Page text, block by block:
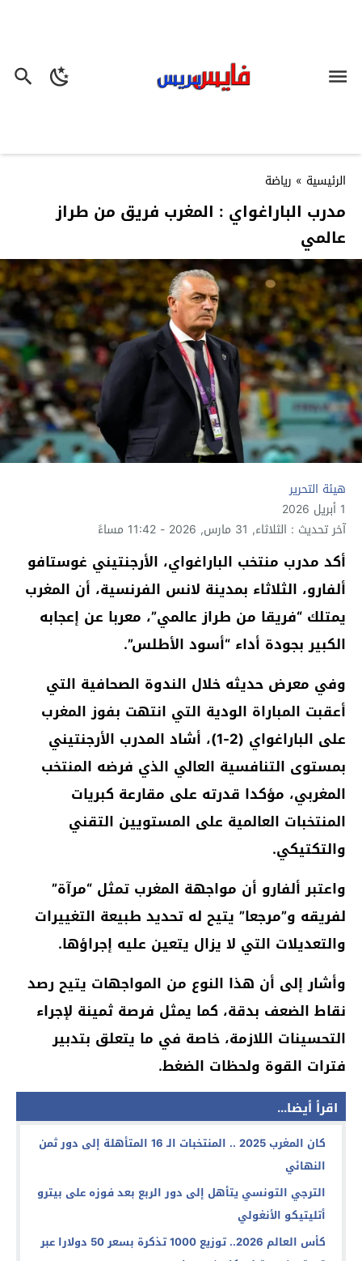
الرئيسية » رياضة
مدرب الباراغواي : المغرب فريق من طراز
عالمي
هيئة التحرير
1 أبريل 2026
آخر تحديث : الثلاثاء, 31 مارس, 2026 - 11:42 مساءً
أكد مدرب منتخب الباراغواي، الأرجنتيني غوستافو
ألفارو، الثلاثاء بمدينة لانس الفرنسية، أن المغرب
يمتلك “فريقا من طراز عالمي”، معربا عن إعجابه
الكبير بجودة أداء “أسود الأطلس”.
وفي معرض حديثه خلال الندوة الصحافية التي
أعقبت المباراة الودية التي انتهت بفوز المغرب
على الباراغواي (2-1)، أشاد المدرب الأرجنتيني
بمستوى التنافسية العالي الذي فرضه المنتخب
المغربي، مؤكدا قدرته على مقارعة كبريات
المنتخبات العالمية على المستويين التقني
والتكتيكي.
واعتبر ألفارو أن مواجهة المغرب تمثل “مرآة”
لفريقه و”مرجعا” يتيح له تحديد طبيعة التغييرات
والتعديلات التي لا يزال يتعين عليه إجراؤها.
وأشار إلى أن هذا النوع من المواجهات يتيح رصد
نقاط الضعف بدقة، كما يمثل فرصة ثمينة لإجراء
التحسينات اللازمة، خاصة في ما يتعلق بتدبير
فترات القوة ولحظات الضغط.
اقرأ أيضا...
كان المغرب 2025 .. المنتخبات الـ 16 المتأهلة إلى دور ثمن
النهائي
الترجي التونسي يتأهل إلى دور الربع بعد فوزه على بيترو
أتليتيكو الأنغولي
كأس العالم 2026.. توزيع 1000 تذكرة بسعر 50 دولارا عبر